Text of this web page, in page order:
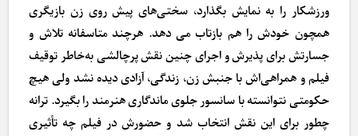
ورزشکار را به نمایش بگذارد، سختی‌های پیش روی زن بازیگری
همچون خودش را هم بازتاب می دهد. هرچند متاسفانه تلاش و
جسارتش برای پذیرش و اجرای چنین نقش پرچالشی به‌خاطر توقیف
فیلم و همراهی‌اش با جنبش زن، زندگی، آزادی دیده نشد ولی هیچ
حکومتی نتوانسته با سانسور جلوی ماندگاری هنرمند را بگیرد. ترانه
چطور برای این نقش انتخاب شد و حضورش در فیلم چه تأثیری